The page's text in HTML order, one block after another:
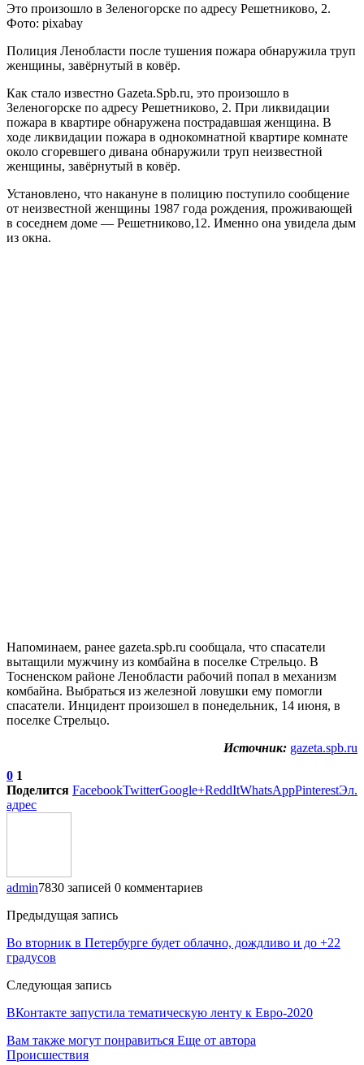
Это произошло в Зеленогорске по адресу Решетниково, 2.
Фото: pixabay
Полиция Ленобласти после тушения пожара обнаружила труп
женщины, завёрнутый в ковёр.
Как стало известно Gazeta.Spb.ru, это произошло в
Зеленогорске по адресу Решетниково, 2. При ликвидации
пожара в квартире обнаружена пострадавшая женщина. В
ходе ликвидации пожара в однокомнатной квартире комнате
около сгоревшего дивана обнаружили труп неизвестной
женщины, завёрнутый в ковёр.
Установлено, что накануне в полицию поступило сообщение
от неизвестной женщины 1987 года рождения, проживающей
в соседнем доме — Решетниково,12. Именно она увидела дым
из окна.
Напоминаем, ранее gazeta.spb.ru сообщала, что спасатели
вытащили мужчину из комбайна в поселке Стрельцо. В
Тосненском районе Ленобласти рабочий попал в механизм
комбайна. Выбраться из железной ловушки ему помогли
спасатели. Инцидент произошел в понедельник, 14 июня, в
поселке Стрельцо.
Источник: gazeta.spb.ru
0 1
Поделится FacebookTwitterGoogle+ReddItWhatsAppPinterestЭл.
адрес
admin7830 записей 0 комментариев
Предыдущая запись
Во вторник в Петербурге будет облачно, дождливо и до +22
градусов
Следующая запись
ВКонтакте запустила тематическую ленту к Евро-2020
Вам также могут понравиться Еще от автора
Происшествия